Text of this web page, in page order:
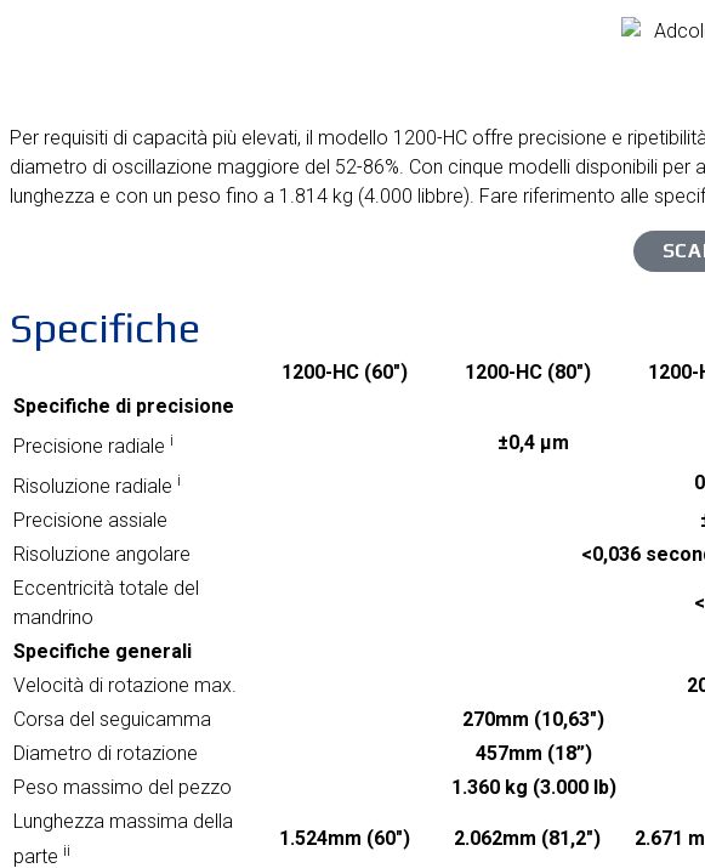
Per requisiti di capacità più elevati, il modello 1200-HC offre precisione e
diametro di oscillazione maggiore del 52-86%. Con cinque modelli disponibili
lunghezza e con un peso fino a 1.814 kg (4.000 libbre). Fare riferimento alle
Specifiche
1200-HC (60") 1200-HC (80") 1200-
Specifiche di precisione
Precisione radiale i ±0,4 µm
Risoluzione radiale i
Precisione assiale
Risoluzione angolare
<0,036
Eccentricità totale del
mandrino
Specifiche generali
Velocità di rotazione max.
Corsa del seguicamma
270mm (10,63")
Diametro di rotazione
457mm (18”)
Peso massimo del pezzo
1.360 kg (3.000 lb)
Lunghezza massima della
parte ii
1.524mm (60") 2.062mm (81,2") 2.671